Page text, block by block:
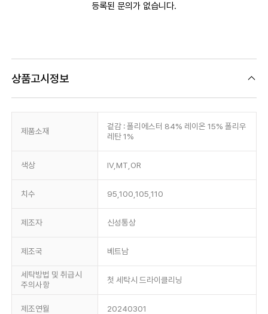
등록된 문의가 없습니다.
상품고시정보
제품소재
겉감 : 폴리에스터 84% 레이온 15% 폴리우
레탄 1%
색상 IV,MT,OR
치수 95,100,105,110
제조자 신성통상
제조국 베트남
세탁방법 및 취급시
주의사항
첫 세탁시 드라이클리닝
제조연월 20240301